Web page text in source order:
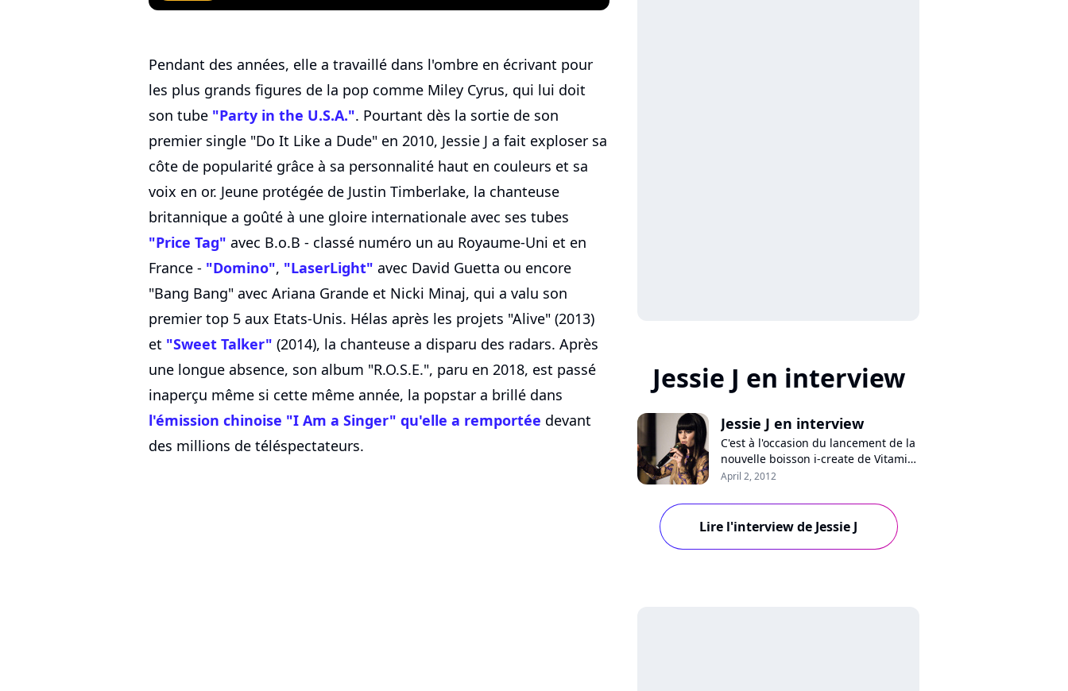
Pendant des années, elle a travaillé dans l'ombre en écrivant pour
les plus grands figures de la pop comme Miley Cyrus, qui lui doit
son tube "Party in the U.S.A.". Pourtant dès la sortie de son
premier single "Do It Like a Dude" en 2010, Jessie J a fait exploser sa
côte de popularité grâce à sa personnalité haut en couleurs et sa
voix en or. Jeune protégée de Justin Timberlake, la chanteuse
britannique a goûté à une gloire internationale avec ses tubes
"Price Tag" avec B.o.B - classé numéro un au Royaume-Uni et en
France - "Domino", "LaserLight" avec David Guetta ou encore
"Bang Bang" avec Ariana Grande et Nicki Minaj, qui a valu son
premier top 5 aux Etats-Unis. Hélas après les projets "Alive" (2013)
et "Sweet Talker" (2014), la chanteuse a disparu des radars. Après
une longue absence, son album "R.O.S.E.", paru en 2018, est passé
inaperçu même si cette même année, la popstar a brillé dans
l'émission chinoise "I Am a Singer" qu'elle a remportée devant
des millions de téléspectateurs.
Jessie J en interview
Jessie J en interview
C'est à l'occasion du lancement de la
nouvelle boisson i-create de Vitamin
Water que Pure Charts a rencontré
La jeune chanteuse britannique, qui
a soufflé ses 24 bougies il y a moins
d'une semaine, est la nouvelle
ambassadrice de la marque et a
April 2, 2012
Lire l'interview de Jessie J